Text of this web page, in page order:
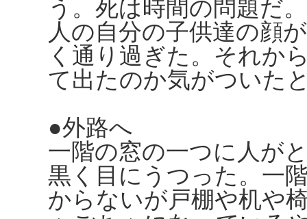
う。死は時間の問題だ
人の自分の子供達の顔
く通り過ぎた。それか
て出たのか気がついた
●外路へ
一階の窓の一つに人が
黒く目にうつった。一
からないが戸棚や机や